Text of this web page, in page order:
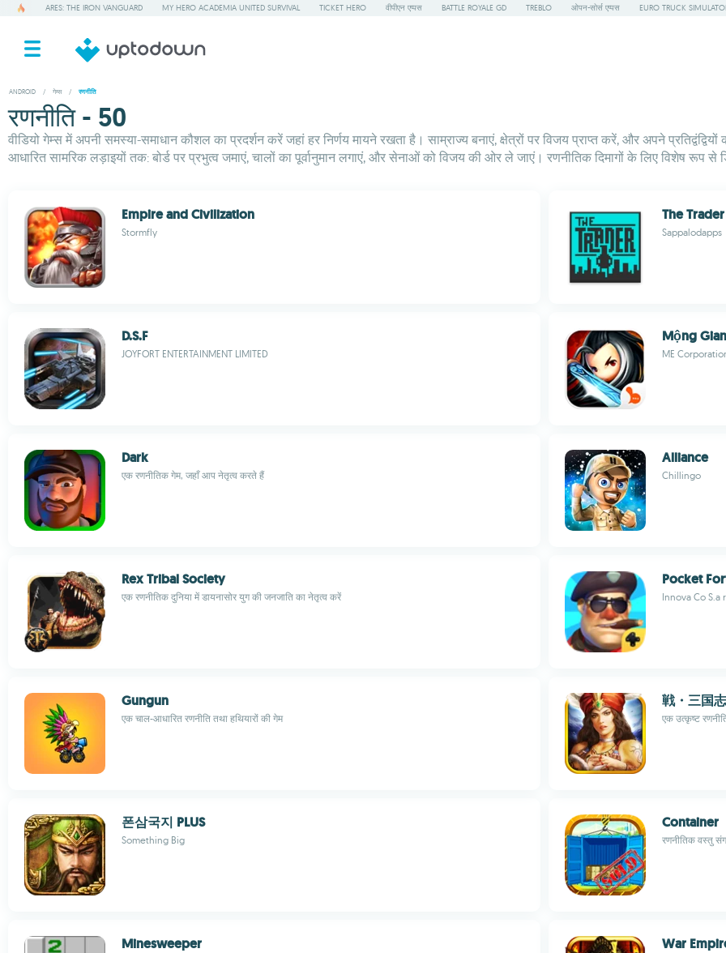
ARES: THE IRON VANGUARD MY HERO ACADEMIA UNITED SURVIVAL TICKET HERO वीपीएन एप्पस BATTLE ROYALE GD TREBLO ओपन-सोर्स एप्पस EURO TRUCK
ANDROID / गेम्स / रणनीति
रणनीति - 50
वीडियो गेम्स में अपनी समस्या-समाधान कौशल का प्रदर्शन करें जहां हर निर्णय मायने रखता है। साम्राज्य बनाएं, क्षेत्रों पर विजय प्राप्त करें, और अपने
आधारित सामरिक लड़ाइयों तक: बोर्ड पर प्रभुत्व जमाएं, चालों का पूर्वानुमान लगाएं, और सेनाओं को विजय की ओर ले जाएं। रणनीतिक दिमागों के लिए विशेष रूप से
Empire and Civilization
Stormfly
The Trader
Sappalodapps
D.S.F
JOYFORT ENTERTAINMENT LIMITED
Mộng
ME
Dark
एक रणनीतिक गेम, जहाँ आप नेतृत्व करते हैं
Alliance
Chillingo
Rex Tribal Society
एक रणनीतिक दुनिया में डायनासोर युग की जनजाति का नेतृत्व करें
Pocket
Innova Co S.a
Gungun
एक चाल-आधारित रणनीति तथा हथियारों की गेम
戦・三国
एक उत्कृष्ट
폰삼국지 PLUS
Something Big
Container
रणनीतिक वस्तु
Minesweeper War